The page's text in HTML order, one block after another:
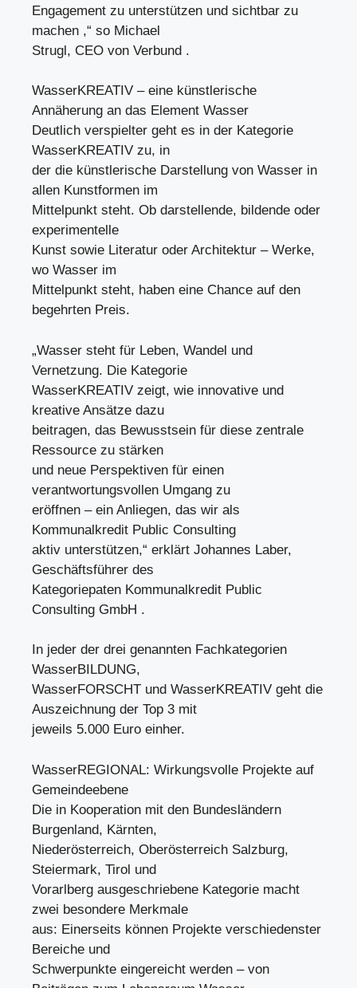
Engagement zu unterstützen und sichtbar zu
machen ,“ so Michael
Strugl, CEO von Verbund .
WasserKREATIV – eine künstlerische
Annäherung an das Element Wasser
Deutlich verspielter geht es in der Kategorie
WasserKREATIV zu, in
der die künstlerische Darstellung von Wasser in
allen Kunstformen im
Mittelpunkt steht. Ob darstellende, bildende oder
experimentelle
Kunst sowie Literatur oder Architektur – Werke,
wo Wasser im
Mittelpunkt steht, haben eine Chance auf den
begehrten Preis.
„Wasser steht für Leben, Wandel und
Vernetzung. Die Kategorie
WasserKREATIV zeigt, wie innovative und
kreative Ansätze dazu
beitragen, das Bewusstsein für diese zentrale
Ressource zu stärken
und neue Perspektiven für einen
verantwortungsvollen Umgang zu
eröffnen – ein Anliegen, das wir als
Kommunalkredit Public Consulting
aktiv unterstützen,“ erklärt Johannes Laber,
Geschäftsführer des
Kategoriepaten Kommunalkredit Public
Consulting GmbH .
In jeder der drei genannten Fachkategorien
WasserBILDUNG,
WasserFORSCHT und WasserKREATIV geht die
Auszeichnung der Top 3 mit
jeweils 5.000 Euro einher.
WasserREGIONAL: Wirkungsvolle Projekte auf
Gemeindeebene
Die in Kooperation mit den Bundesländern
Burgenland, Kärnten,
Niederösterreich, Oberösterreich Salzburg,
Steiermark, Tirol und
Vorarlberg ausgeschriebene Kategorie macht
zwei besondere Merkmale
aus: Einerseits können Projekte verschiedenster
Bereiche und
Schwerpunkte eingereicht werden – von